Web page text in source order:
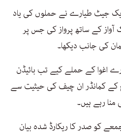
جیٹ طیارے نے حملوں کی یاد
آواز کے ساتھ پرواز کی جس پر
کی جانب دیکھا۔
اغوا کے حملے کیے تب بائیڈن
کے کمانڈر ان چیف کی حیثیت سے
منا رہے ہیں۔
کو صدر کا ریکارڈ شدہ بیان